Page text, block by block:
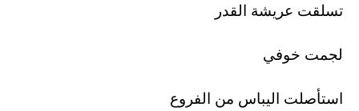
تسلقت عريشة القدر
لجمت خوفي
استأصلت اليباس من الفروع